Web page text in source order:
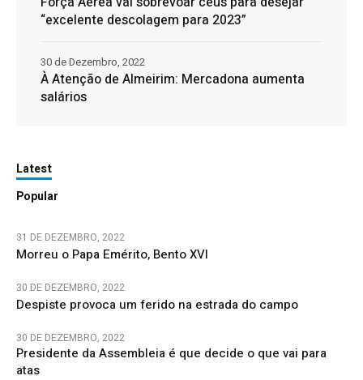
“excelente descolagem para 2023”
À Atenção de Almeirim: Mercadona aumenta
salários
30 de Dezembro, 2022
Latest
Popular
31 DE DEZEMBRO, 2022
Morreu o Papa Emérito, Bento XVI
30 DE DEZEMBRO, 2022
Despiste provoca um ferido na estrada do campo
30 DE DEZEMBRO, 2022
Presidente da Assembleia é que decide o que vai para
atas